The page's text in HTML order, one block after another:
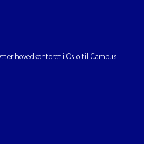
hovedkontoret i Oslo til Campus